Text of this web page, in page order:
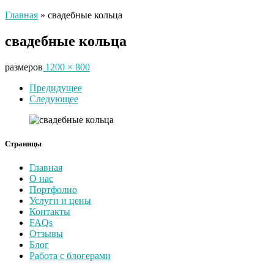
Главная » свадебные кольца
свадебные кольца
размеров 1200 × 800
Навигация
по
изображениям
Предидущее
Следующее
Страницы
Главная
О нас
Портфолио
Услуги и цены
Контакты
FAQs
Отзывы
Блог
Работа с блогерами